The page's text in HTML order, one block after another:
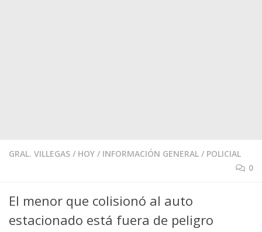
GRAL. VILLEGAS / HOY / INFORMACIÓN GENERAL / POLICIAL
0
El menor que colisionó al auto
estacionado está fuera de peligro